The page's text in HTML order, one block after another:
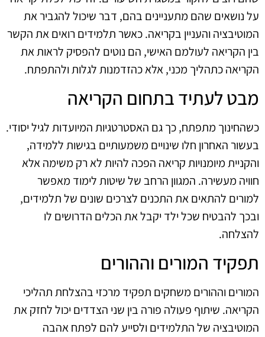
על נושאים שהם מתעניינים בהם, דבר שיכול להגביר את
המוטיבציה והעניין בקריאה. כאשר תלמידים רואים את הקשר
בין הקריאה לעולמם האישי, הם נוטים להפסיק לראות את
הקריאה כתהליך מכני, אלא כהזדמנות לגלות ולהתפתח.
מבט לעתיד בתחום הקריאה
כשהחינוך מתפתח, כך גם האסטרטגיות המיועדות לגיל יסודי.
בעשור האחרון חלו שינויים משמעותיים בגישות ללמידה,
והקניית מיומנויות קריאה הפכה להיות לא רק משימה אלא
חוויה מעשירה. המגוון הרחב של שיטות לימוד מאפשר
למורים להתאים את התכנים לצרכים שונים של תלמידים,
ובכך להבטיח שכל ילד יקבל את הכלים הדרושים לו
להצלחה.
תפקיד המורים וההורים
המורים וההורים משחקים תפקיד מרכזי בהצלחת תהליכי
הקריאה. שיתוף פעולה פורה בין שני הצדדים יכול לחזק את
המוטיבציה של התלמידים ולסייע להם לפתח אהבה